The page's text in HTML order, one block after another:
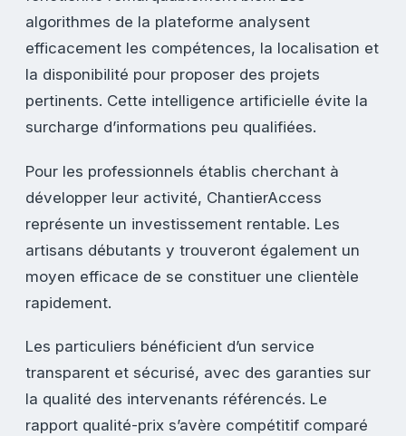
algorithmes de la plateforme analysent
efficacement les compétences, la localisation et
la disponibilité pour proposer des projets
pertinents. Cette intelligence artificielle évite la
surcharge d’informations peu qualifiées.
Pour les professionnels établis cherchant à
développer leur activité, ChantierAccess
représente un investissement rentable. Les
artisans débutants y trouveront également un
moyen efficace de se constituer une clientèle
rapidement.
Les particuliers bénéficient d’un service
transparent et sécurisé, avec des garanties sur
la qualité des intervenants référencés. Le
rapport qualité-prix s’avère compétitif comparé